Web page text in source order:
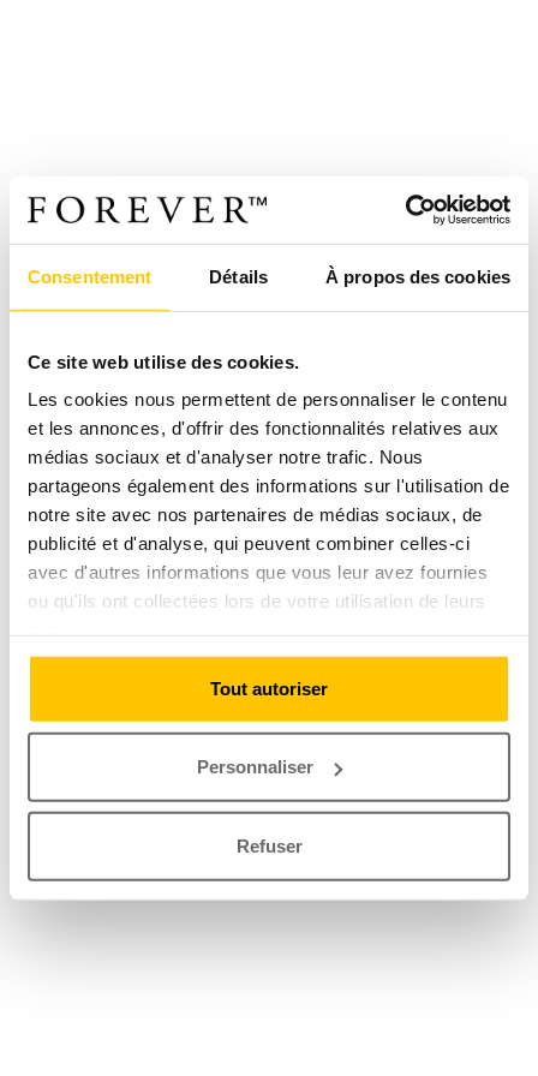
Consentement Détails À propos des cookies
Ce site web utilise des cookies.
Les cookies nous permettent de personnaliser le contenu
et les annonces, d'offrir des fonctionnalités relatives aux
médias sociaux et d'analyser notre trafic. Nous
partageons également des informations sur l'utilisation de
notre site avec nos partenaires de médias sociaux, de
publicité et d'analyse, qui peuvent combiner celles-ci
avec d'autres informations que vous leur avez fournies
ou qu'ils ont collectées lors de votre utilisation de leurs
Tout autoriser
Personnaliser
Refuser